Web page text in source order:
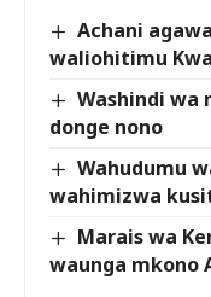
Achani
waliohitimu
Washindi wa
donge nono
Wahudumu
wahimizwa
Marais wa
waunga mkono